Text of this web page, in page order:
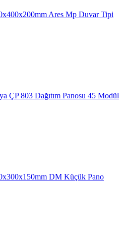
Ares Mp Duvar Tipi
ÇP 803 Dağıtım Panosu 45 Modül
DM Küçük Pano